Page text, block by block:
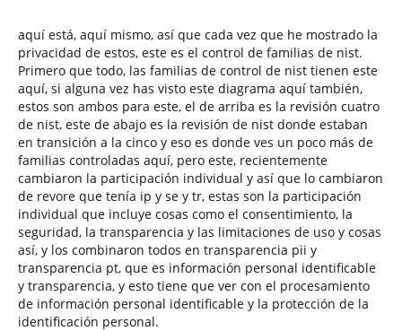
aquí está, aquí mismo, así que cada vez que he mostrado la
privacidad de estos, este es el control de familias de nist.
Primero que todo, las familias de control de nist tienen este
aquí, si alguna vez has visto este diagrama aquí también,
estos son ambos para este, el de arriba es la revisión cuatro
de nist, este de abajo es la revisión de nist donde estaban
en transición a la cinco y eso es donde ves un poco más de
familias controladas aquí, pero este, recientemente
cambiaron la participación individual y así que lo cambiaron
de revore que tenía ip y se y tr, estas son la participación
individual que incluye cosas como el consentimiento, la
seguridad, la transparencia y las limitaciones de uso y cosas
así, y los combinaron todos en transparencia pii y
transparencia pt, que es información personal identificable
y transparencia, y esto tiene que ver con el procesamiento
de información personal identificable y la protección de la
identificación personal.